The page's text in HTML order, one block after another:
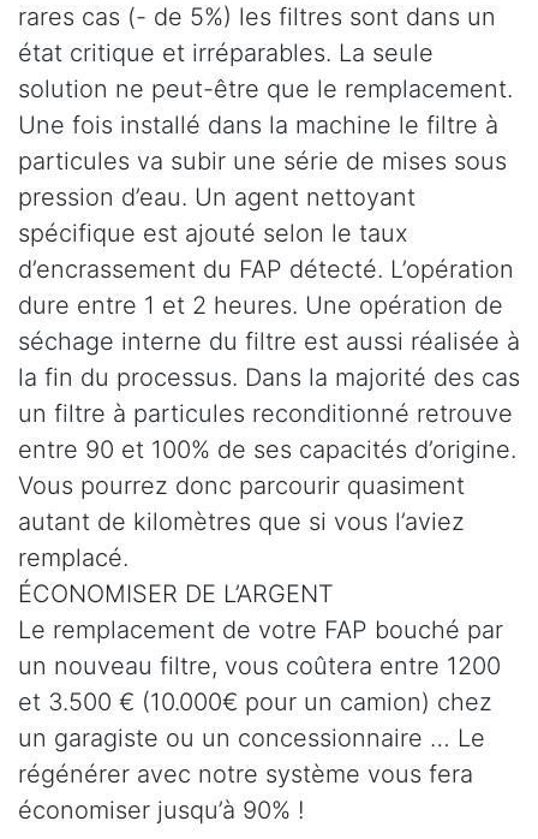
rares cas (- de 5%) les filtres sont dans un
état critique et irréparables. La seule
solution ne peut-être que le remplacement.
Une fois installé dans la machine le filtre à
particules va subir une série de mises sous
pression d’eau. Un agent nettoyant
spécifique est ajouté selon le taux
d’encrassement du FAP détecté. L’opération
dure entre 1 et 2 heures. Une opération de
séchage interne du filtre est aussi réalisée à
la fin du processus. Dans la majorité des cas
un filtre à particules reconditionné retrouve
entre 90 et 100% de ses capacités d’origine.
Vous pourrez donc parcourir quasiment
autant de kilomètres que si vous l’aviez
remplacé.
ÉCONOMISER DE L’ARGENT
Le remplacement de votre FAP bouché par
un nouveau filtre, vous coûtera entre 1200
et 3.500 € (10.000€ pour un camion) chez
un garagiste ou un concessionnaire … Le
régénérer avec notre système vous fera
économiser jusqu’à 90% !